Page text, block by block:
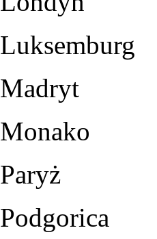
Luksemburg
Madryt
Monako
Paryż
Podgorica